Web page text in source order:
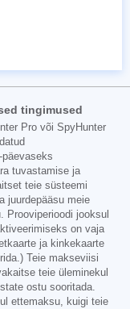
tingimused
Pro või SpyHunter
tuvastamise ja
teie süsteemi
juurdepääsu meie
Prooviperioodi jooksul
on vaja
ja kinkekaarte
Teie makseviisi
teie üleminekul
ostu sooritada.
ettemaksu, kuigi teie